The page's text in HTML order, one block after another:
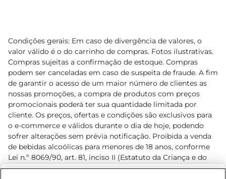
Condições gerais: Em caso de divergência de valores, o
valor válido é o do carrinho de compras. Fotos ilustrativas.
Compras sujeitas a confirmação de estoque. Compras
podem ser canceladas em caso de suspeita de fraude. A fim
de garantir o acesso de um maior número de clientes as
nossas promoções, a compra de produtos com preços
promocionais poderá ter sua quantidade limitada por
cliente. Os preços, ofertas e condições são exclusivos para
o e-commerce e válidos durante o dia de hoje, podendo
sofrer alterações sem prévia notificação. Proibida a venda
de bebidas alcoólicas para menores de 18 anos, conforme
Lei n.º 8069/90, art. 81, inciso II (Estatuto da Criança e do
Adolescente). Preços e condições exclusivos para o